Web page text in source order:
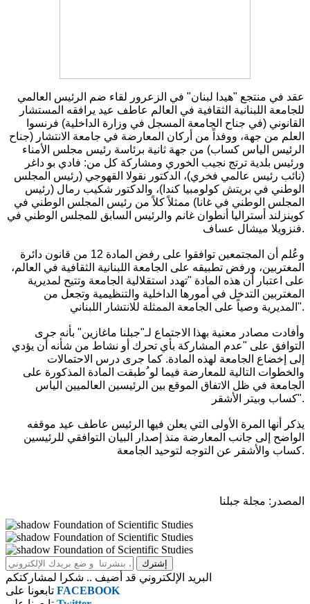
عقد في منتجع "هيدا لبنان" في الزعرور لقاء ضم الرئيس العالمي
للجامعة اللبنانية الثقافية في العالم عاطف عيد يرافقه المستشار
القانوني (في جناح الجامعة المسجل في وزارة الداخلية) فرنسوا
العلم من جهة، ووفداً من أركان المعارضة في جامعة الانتشار (جناح
الرئيس الياس كساب) من جهة ثانية برئاسة رئيس مجلس الأمناء
ورئيس بلدية ترتج نجيب الخوري ومشاركة كل من: فادي بو داغر
(نائب رئيس عالمي فخري)، الدكتور نقولا القهوجي (رئيس المجلس
الوطني في بريتش كولومبيا كندا)، والدكتور شكيب رمال (رئيس
المجلس الوطني في غانا) ممثلاً كلاً من رئيس المجلس الوطني في
كوينزلند أستراليا أنطوان غانم والرئيس السابق للمجلس الوطني في
فنزويلا ميشال عساف.
وعُلم أن المجتمعين توافقوا على رفض المادة 12 من قانون دائرة
المغتربين، ورفض تطبيقه على الجامعة اللبنانية الثقافية في العالم،
على اعتبار أن هذه المادة "تهدد استقلالية الجامعة وتتيح لمديرية
المغتربين التدخل في أمورها الداخلية والتنظيمية وتجعل من
المديرية وصياً على الجامعة الممثلة للانتشار اللبناني".
وأفادت مصادر معنية بهذا الاجتماع لـ"جبلنا ماغازين" بأنه جرى
التوافق على "عدم المشاركة بأي تحرك أو نشاط من شأنه أن يؤدي
إلى إخضاع الجامعة لهذه المادة. كما جرى درس الاحتمالات
والخطوات التالية للمعارضة فيما لو ُطبقت المادة المذكورة على
الجامعة في ظل الاتفاق الموقع بين الرئيسين العالميين الياس
كساب وبيتر الأشقر".
يذكر أنها المرة الأولى التي يعلن فيها الرئيس عاطف عيد موقفه
الواضح إلى جانب المعارضة منذ إصدار البيان التوافقي للرئيسين
كساب والأشقر عن التوجه لتوحيد الجامعة.
المصدر: مجلة جبلنا
البريد الإلكتروني قد أضيف .. شكرا لمشاركتكم
FACEBOOK